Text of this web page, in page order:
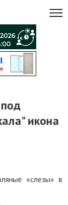
икона
«слезы» в